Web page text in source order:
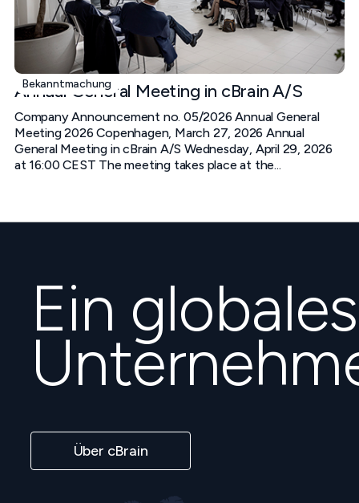
Bekanntmachung
Annual General Meeting in cBrain A/S
Company Announcement no. 05/2026 Annual General
Meeting 2026 Copenhagen, March 27, 2026 Annual
General Meeting in cBrain A/S Wednesday, April 29, 2026
at 16:00 CEST The meeting takes place at the...
Ein globales
Über cBrain